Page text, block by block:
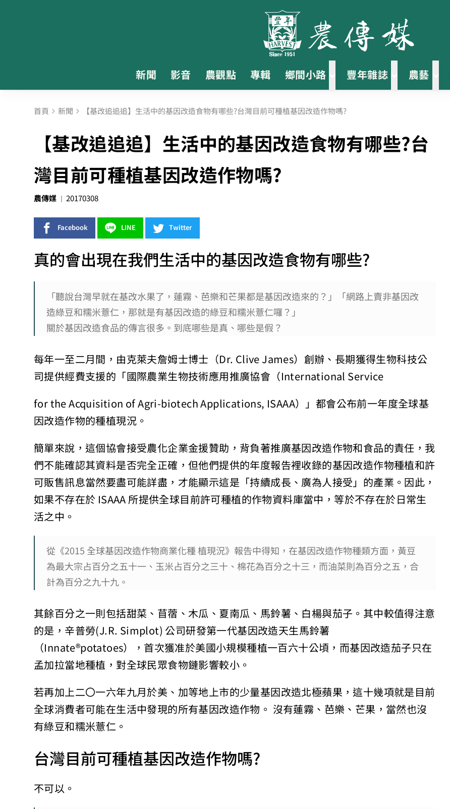
新聞 影音 農觀點 專輯 鄉間小路 豐年雜誌 農藝
首頁 新聞 【基改追追追】生活中的基因改造食物有哪些?台灣目前可種植基因改造作物嗎?
【基改追追追】生活中的基因改造食物有哪些?台
灣目前可種植基因改造作物嗎?
農傳媒 20170308
Facebook LINE Twitter
真的會出現在我們生活中的基因改造食物有哪些?
「聽說台灣早就在基改水果了，蓮霧、芭樂和芒果都是基因改造來的？」「網路上賣非基因改
造綠豆和糯米薏仁，那就是有基因改造的綠豆和糯米薏仁囉？」
關於基因改造食品的傳言很多。到底哪些是真、哪些是假？
每年一至二月間，由克萊夫詹姆士博士（Dr. Clive James）創辦、長期獲得生物科技公
司提供經費支援的「國際農業生物技術應用推廣協會（International Service
for the Acquisition of Agri-biotech Applications, ISAAA）」都會公布前一年度全球基
因改造作物的種植現況。
簡單來說，這個協會接受農化企業金援贊助，背負著推廣基因改造作物和食品的責任，我
們不能確認其資料是否完全正確，但他們提供的年度報告裡收錄的基因改造作物種植和許
可販售訊息當然要盡可能詳盡，才能顯示這是「持續成長、廣為人接受」的產業。因此，
如果不存在於 ISAAA 所提供全球目前許可種植的作物資料庫當中，等於不存在於日常生
活之中。
從《2015 全球基因改造作物商業化種 植現況》報告中得知，在基因改造作物種類方面，黃豆
為最大宗占百分之五十一、玉米占百分之三十、棉花為百分之十三，而油菜則為百分之五，合
計為百分之九十九。
其餘百分之一則包括甜菜、苜蓿、木瓜、夏南瓜、馬鈴薯、白楊與茄子。其中較值得注意
的是，辛普勞(J.R. Simplot) 公司研發第一代基因改造天生馬鈴薯
（Innate®potatoes），首次獲准於美國小規模種植一百六十公頃，而基因改造茄子只在
孟加拉當地種植，對全球民眾食物鏈影響較小。
若再加上二〇一六年九月於美、加等地上市的少量基因改造北極蘋果，這十幾項就是目前
全球消費者可能在生活中發現的所有基因改造作物。 沒有蓮霧、芭樂、芒果，當然也沒
有綠豆和糯米薏仁。
台灣目前可種植基因改造作物嗎?
不可以。